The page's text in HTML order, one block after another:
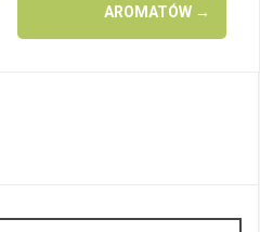
AROMATÓW →